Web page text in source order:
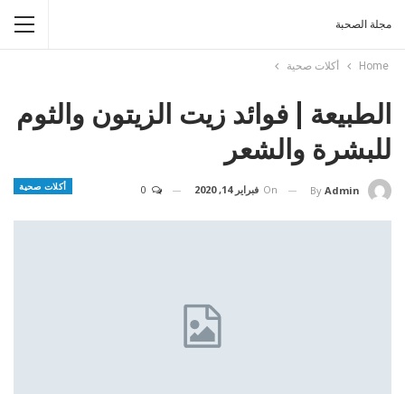
مجلة الصحبة
Home أكلات صحية
الطبيعة | فوائد زيت الزيتون والثوم
للبشرة والشعر
أكلات صحية By Admin
On فبراير 14, 2020